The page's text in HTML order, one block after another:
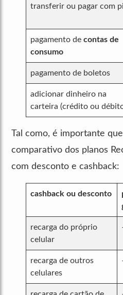
transferir ou pagar com
pagamento de contas de
consumo
pagamento de boletos
adicionar dinheiro na
carteira (crédito ou
Tal como, é importante
comparativo dos planos
com desconto e cashback:
cashback ou desconto
recarga do próprio
celular
recarga de outros
celulares